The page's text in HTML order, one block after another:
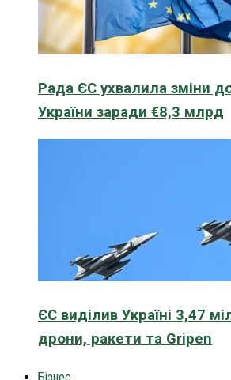
Рада ЄС ухвалила зміни
України заради €8,3 млрд
ЄС виділив Україні 3,47
дрони, ракети та Gripen